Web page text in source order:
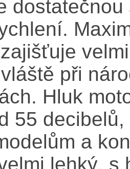
při
Hluk
55
a
lehký, s